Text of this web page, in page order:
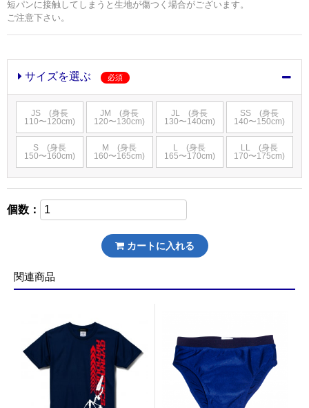
短パンに接触してしまうと生地が傷つく場合がございます。
ご注意下さい。
サイズを選ぶ 必須
JS (身長
110〜120cm)
JM (身長
120〜130cm)
JL (身長
130〜140cm)
SS (身長
140〜150cm)
S (身長
150〜160cm)
M (身長
160〜165cm)
L (身長
165〜170cm)
LL (身長
170〜175cm)
個数：
カートに入れる
関連商品